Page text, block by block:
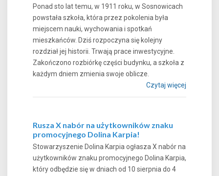
Ponad sto lat temu, w 1911 roku, w Sosnowicach
powstała szkoła, która przez pokolenia była
miejscem nauki, wychowania i spotkań
mieszkańców. Dziś rozpoczyna się kolejny
rozdział jej historii. Trwają prace inwestycyjne.
Zakończono rozbiórkę części budynku, a szkoła z
każdym dniem zmienia swoje oblicze.
Czytaj więcej
Rusza X nabór na użytkowników znaku
promocyjnego Dolina Karpia!
Stowarzyszenie Dolina Karpia ogłasza X nabór na
użytkowników znaku promocyjnego Dolina Karpia,
który odbędzie się w dniach od 10 sierpnia do 4